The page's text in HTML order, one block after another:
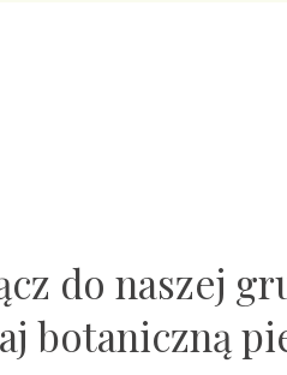
do naszej
botaniczną